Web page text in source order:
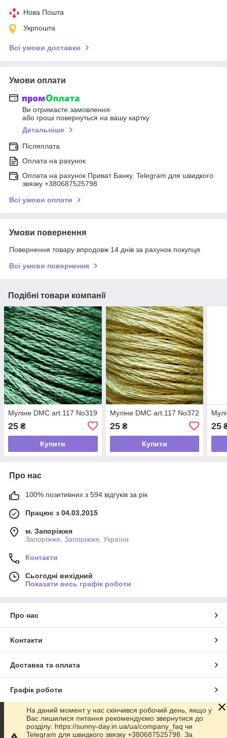
Нова Пошта
Укрпошта
Всі умови доставки
Умови оплати
Ви отримаєте замовлення
або гроші повернуться на вашу картку
Детальніше
Післяплата
Оплата на рахунок
Оплата на рахунок Приват Банку. Telegram для швидкого
звязку +380687525798
Всі умови оплати
Умови повернення
Повернення товару впродовж 14 днів за рахунок покупця
Всі умови повернення
Подібні товари компанії
Муліне DMC art.117 No319
25 ₴
Купити
Муліне DMC art.117 No372
25₴
Купити
25
Про нас
100% позитивних з 594 відгуків за рік
Працює з 04.03.2015
м. Запоріжжя
Запоріжжя, Запоріжжя, Україна
Контакти
Сьогодні вихідний
Показати весь графік роботи
Про нас
Контакти
Доставка та оплата
Графік роботи
Повна версія сайту
На даний момент у нас скінчився робочий день, якщо у
Вас лишилися питання рекомендуємо звернутися до
розділу: https://sunny-day.in.ua/ua/company_faq чи
Telegram для швидкого звязку +380687525798. За